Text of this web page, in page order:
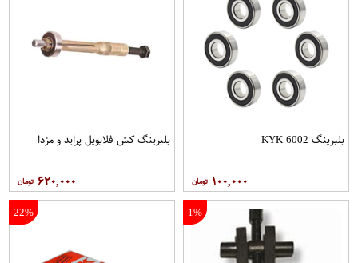
بلبرینگ 6002 KYK
۱۰۰,۰۰۰
بلبرینگ کش فلایویل پراید و مزدا
۶۲۰,۰۰۰
1%
22%